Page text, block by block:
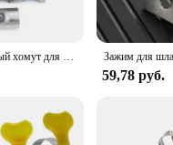
59,78 руб.